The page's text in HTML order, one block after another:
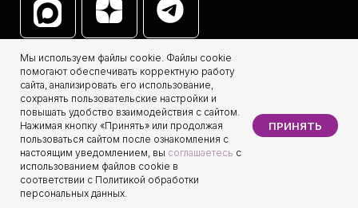
Мы используем файлы cookie. Файлы cookie
помогают обеспечивать корректную работу
сайта, анализировать его использование,
сохранять пользовательские настройки и
повышать удобство взаимодействия с сайтом.
Нажимая кнопку «Принять» или продолжая
пользоваться сайтом после ознакомления с
настоящим уведомлением, вы соглашаетесь с
использованием файлов cookie в
соответствии с Политикой обработки
персональных данных.
ПРИНЯТЬ